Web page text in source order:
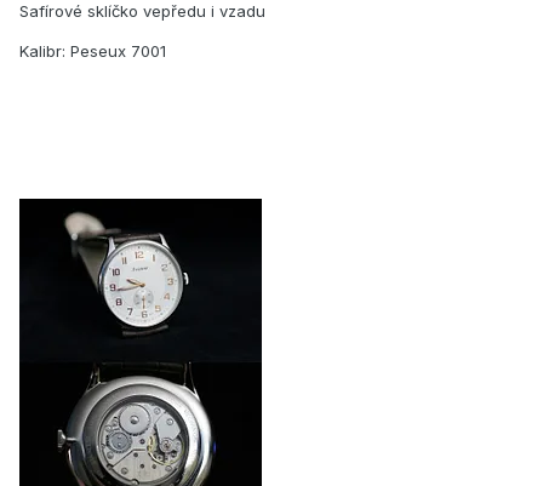
Safírové sklíčko vepředu i vzadu
Kalibr: Peseux 7001